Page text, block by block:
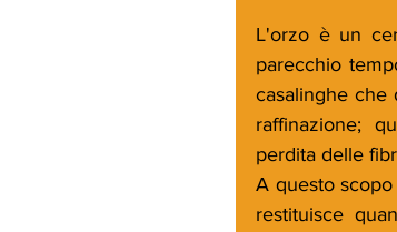
L'orzo è un
parecchio
casalinghe che
raffinazione;
perdita delle
A questo
restituisce